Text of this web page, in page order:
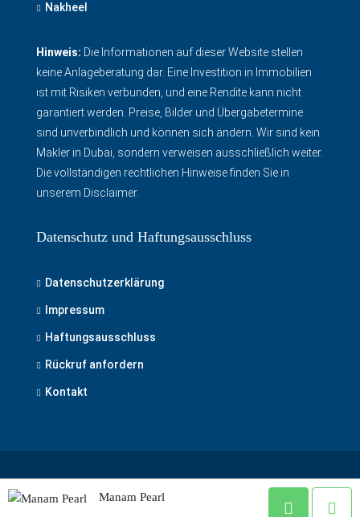
Nakheel
Hinweis: Die Informationen auf dieser Website stellen
keine Anlageberatung dar. Eine Investition in Immobilien
ist mit Risiken verbunden, und eine Rendite kann nicht
garantiert werden. Preise, Bilder und Übergabetermine
sind unverbindlich und können sich ändern. Wir sind kein
Makler in Dubai, sondern verweisen ausschließlich weiter.
Die vollständigen rechtlichen Hinweise finden Sie in
unserem Disclaimer.
Datenschutz und Haftungsausschluss
Datenschutzerklärung
Impressum
Haftungsausschluss
Rückruf anfordern
Kontakt
Manam Pearl